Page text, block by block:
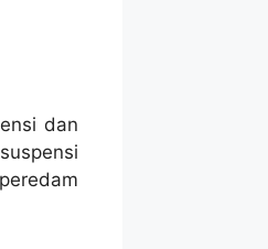
dan